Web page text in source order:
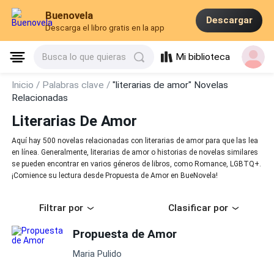
Buenovela
Descarga el libro gratis en la app
Descargar
Busca lo que quieras Mi biblioteca
Inicio / Palabras clave /"literarias de amor" Novelas
Relacionadas
Literarias De Amor
Aquí hay 500 novelas relacionadas con literarias de amor para que las lea
en línea. Generalmente, literarias de amor o historias de novelas similares
se pueden encontrar en varios géneros de libros, como Romance, LGBTQ+.
¡Comience su lectura desde Propuesta de Amor en BueNovela!
Filtrar por Clasificar por
Propuesta de Amor
Maria Pulido